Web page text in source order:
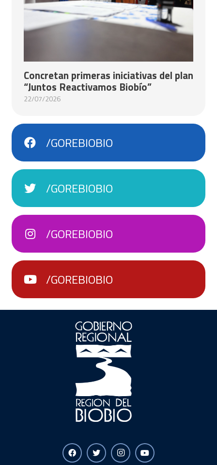
Concretan primeras iniciativas del plan
“Juntos Reactivamos Biobío”
22/07/2026
/GOREBIOBIO
/GOREBIOBIO
/GOREBIOBIO
/GOREBIOBIO